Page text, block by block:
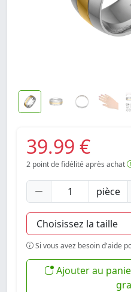
39.99 €
2 point de fidélité après achat
pièce
Si vous avez besoin d'aide
Ajouter au